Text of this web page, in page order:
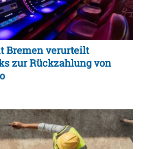
Bremen verurteilt
zur Rückzahlung von